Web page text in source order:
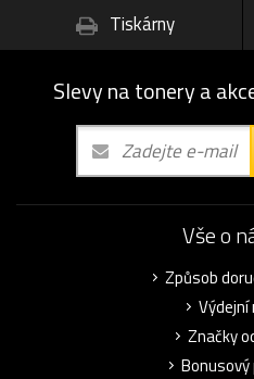
Tiskárny
Slevy na tonery a
Vše o
Způsob
Značky